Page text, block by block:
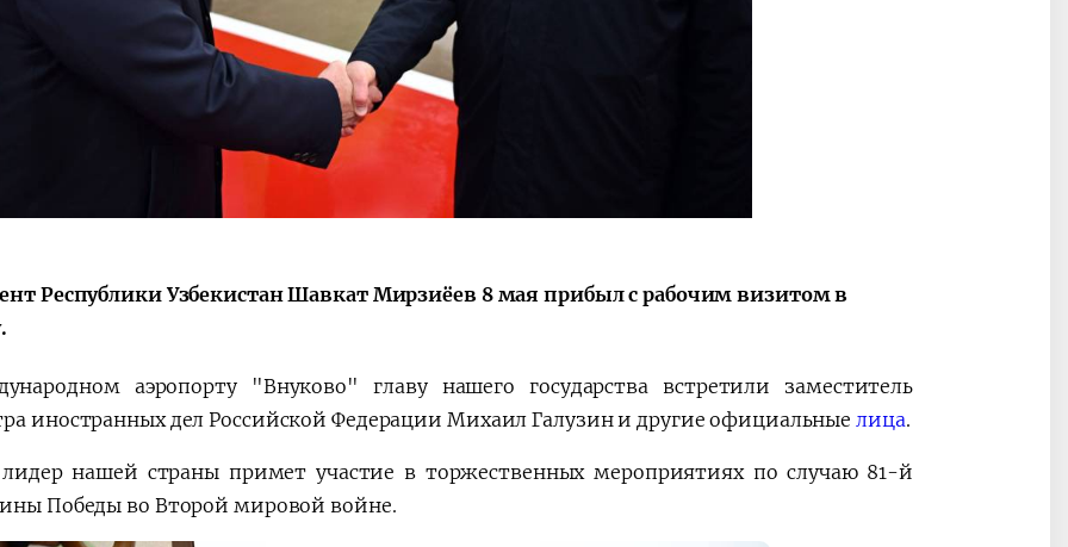
Республики Узбекистан Шавкат Мирзиёев 8 мая прибыл с рабочим визитом в
аэропорту "Внуково" главу нашего государства встретили заместитель
иностранных дел Российской Федерации Михаил Галузин и другие официальные лица.
лидер нашей страны примет участие в торжественных мероприятиях по случаю 81-й
Победы во Второй мировой войне.